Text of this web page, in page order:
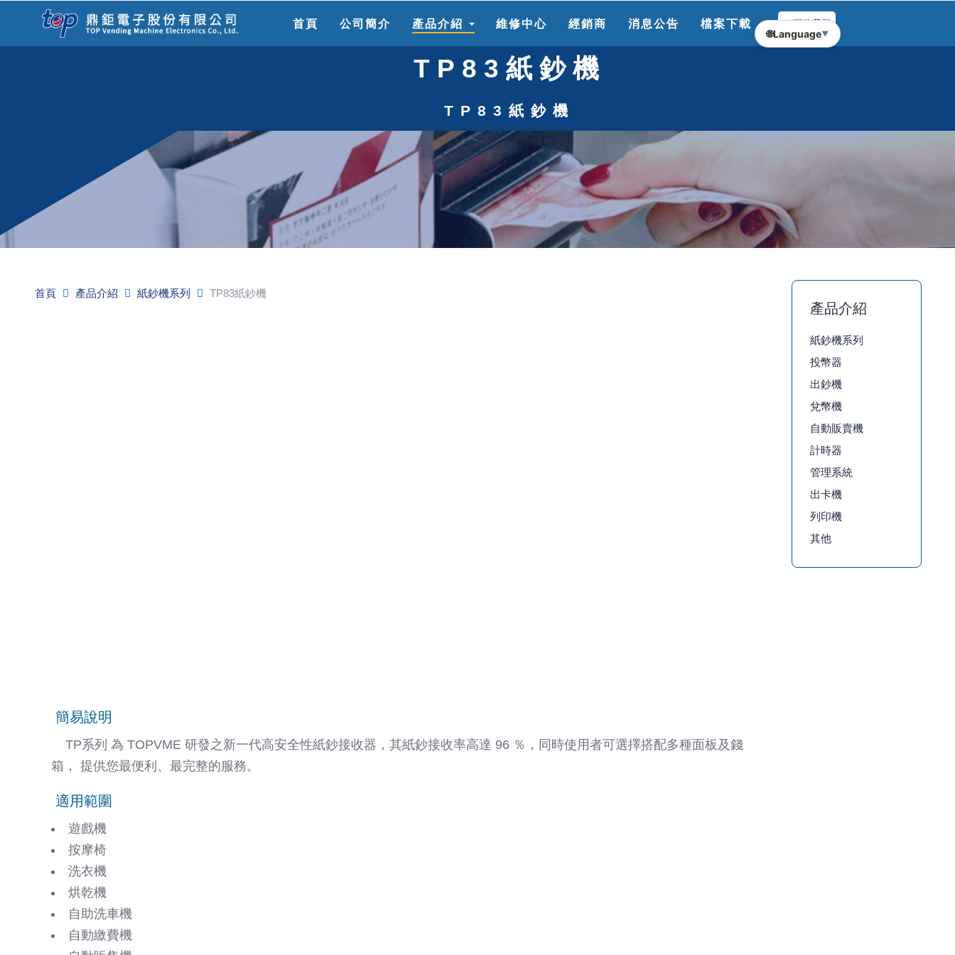
🌐Language▼
首頁 公司簡介 產品介紹 維修中心 經銷商 消息公告 檔案下載 聯絡我們
TP83紙鈔機
TP83紙鈔機
首頁 產品介紹 紙鈔機系列 TP83紙鈔機
簡易說明
TP系列 為 TOPVME 研發之新一代高安全性紙鈔接收器，其紙鈔接收率高達 96 ％，同時使用者可選擇搭配多種面板及錢
箱， 提供您最便利、最完整的服務。
適用範圍
遊戲機
按摩椅
洗衣機
烘乾機
自助洗車機
自動繳費機
產品介紹
紙鈔機系列
投幣器
出鈔機
兌幣機
自動販賣機
計時器
管理系統
出卡機
列印機
其他